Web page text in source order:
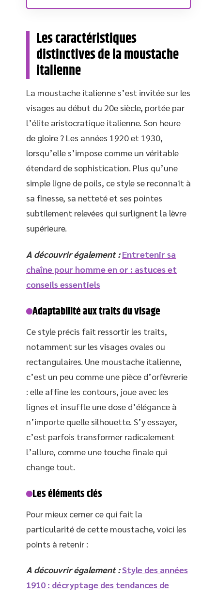
Les caractéristiques
distinctives de la moustache
italienne
La moustache italienne s’est invitée sur les
visages au début du 20e siècle, portée par
l’élite aristocratique italienne. Son heure
de gloire ? Les années 1920 et 1930,
lorsqu’elle s’impose comme un véritable
étendard de sophistication. Plus qu’une
simple ligne de poils, ce style se reconnaît à
sa finesse, sa netteté et ses pointes
subtilement relevées qui surlignent la lèvre
supérieure.
A découvrir également : Entretenir sa
chaîne pour homme en or : astuces et
conseils essentiels
Adaptabilité aux traits du visage
Ce style précis fait ressortir les traits,
notamment sur les visages ovales ou
rectangulaires. Une moustache italienne,
c’est un peu comme une pièce d’orfèvrerie
: elle affine les contours, joue avec les
lignes et insuffle une dose d’élégance à
n’importe quelle silhouette. S’y essayer,
c’est parfois transformer radicalement
l’allure, comme une touche finale qui
change tout.
Les éléments clés
Pour mieux cerner ce qui fait la
particularité de cette moustache, voici les
points à retenir :
A découvrir également :Style des années
1910 : décryptage des tendances de